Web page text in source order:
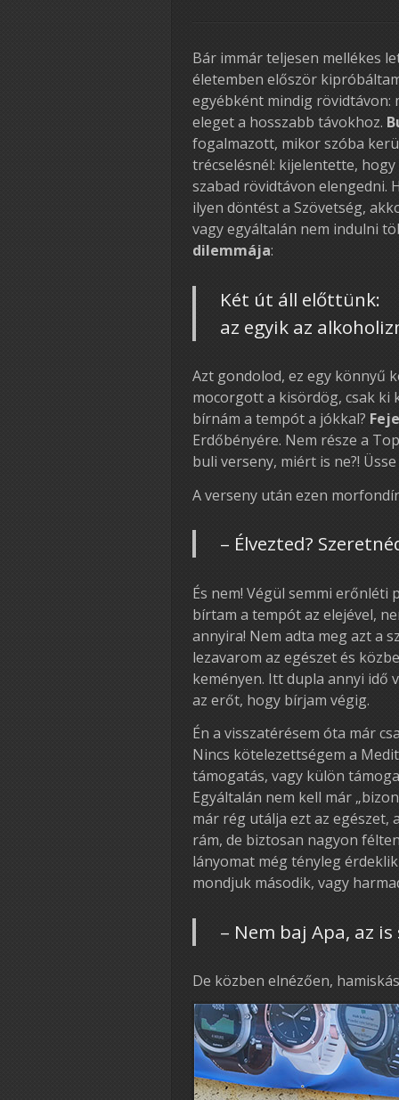
Bár immár teljesen mellékes
életemben először
egyébként mindig rövidtávon:
eleget a hosszabb távokhoz.
fogalmazott, mikor szóba
trécselésnél: kijelentette,
szabad rövidtávon elengedni.
ilyen döntést a Szövetség,
vagy egyáltalán nem indulni
dilemmája:
Két út áll előttünk:
az egyik az
Azt gondolod, ez egy könnyű
mocorgott a kisördög, csak ki
bírnám a tempót a jókkal?
Erdőbényére. Nem része a
buli verseny, miért is ne?!
A verseny után ezen
– Élvezted?
És nem! Végül semmi
bírtam a tempót az elejével,
annyira! Nem adta meg azt a
lezavarom az egészet és
keményen. Itt dupla annyi idő
az erőt, hogy bírjam végig.
Én a visszatérésem óta már
Nincs kötelezettségem a
támogatás, vagy külön
Egyáltalán nem kell már
már rég utálja ezt az egészet,
rám, de biztosan nagyon
lányomat még tényleg
mondjuk második, vagy
– Nem baj Apa, az
De közben elnézően,